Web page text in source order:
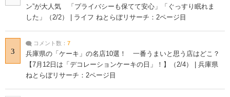
ン”が大人気 「プライバシーも保てて安心」「ぐっすり眠れま
した」（2/2） | ライフ ねとらぼリサーチ：2ページ目
3
コメント数： 7
兵庫県の「ケーキ」の名店10選！ 一番うまいと思う店はどこ？
【7月12日は「デコレーションケーキの日」！】（2/4） | 兵庫県
ねとらぼリサーチ：2ページ目